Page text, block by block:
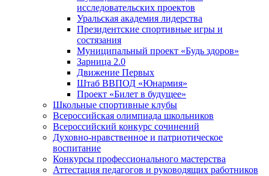
исследовательских проектов
Уральская академия лидерства
Президентские спортивные игры и
состязания
Муниципальный проект «Будь здоров»
Зарница 2.0
Движение Первых
Штаб ВВПОД «Юнармия»
Проект «Билет в будущее»
Школьные спортивные клубы
Всероссийская олимпиада школьников
Всероссийский конкурс сочинений
Духовно-нравственное и патриотическое
воспитание
Конкурсы профессионального мастерства
Аттестация педагогов и руководящих работников